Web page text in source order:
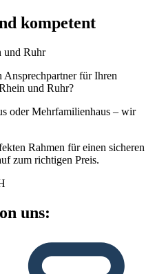
kompetent
und Ruhr
Ansprechpartner für Ihren
und Ruhr?
oder Mehrfamilienhaus – wir
Rahmen für einen sicheren
zum richtigen Preis.
uns: